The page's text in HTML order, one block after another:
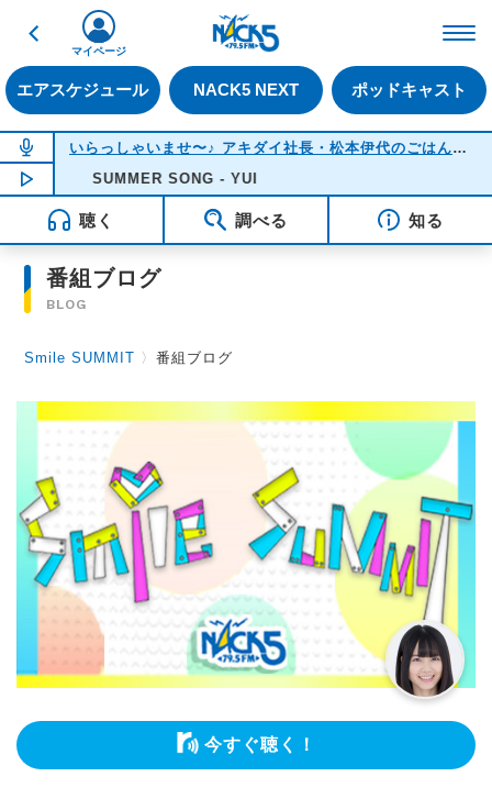
戻る
エアスケジュール NACK5 NEXT ポッドキャスト
マイページ
NOW ON AIR
いらっしゃいませ〜♪ アキダイ社長・松本伊代のごはんのおかず何にする？
NOW PLAYING 18:05
SUMMER SONG - YUI
聴く 調べる 知る
番組ブログ
BLOG
Smile SUMMIT 〉番組ブログ
今すぐ聴く！